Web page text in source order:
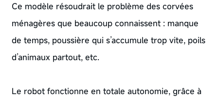
Ce modèle résoudrait le problème des corvées
ménagères que beaucoup connaissent : manque
de temps, poussière qui s’accumule trop vite, poils
d’animaux partout, etc.
Le robot fonctionne en totale autonomie, grâce à